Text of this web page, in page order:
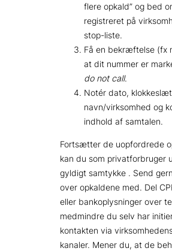
flere opkald” og bed
registreret på
stop-liste.
Få en bekræftelse (fx
at dit nummer er
do not call.
Notér dato,
navn/virksomhed og
indhold af samtalen.
Fortsætter de uopfordrede
kan du som privatforbruger
gyldigt samtykke . Send
over opkaldene med. Del
eller bankoplysninger over
medmindre du selv har
kontakten via
kanaler. Mener du, at de